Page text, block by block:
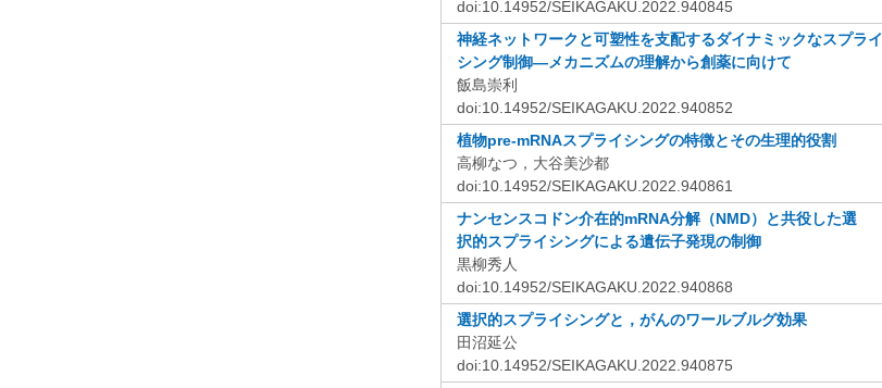
doi:10.14952/SEIKAGAKU.2022.940845
神経ネットワークと可塑性を支配するダイナミックなスプライ
シング制御—メカニズムの理解から創薬に向けて
飯島崇利
doi:10.14952/SEIKAGAKU.2022.940852
植物pre-mRNAスプライシングの特徴とその生理的役割
高柳なつ，大谷美沙都
doi:10.14952/SEIKAGAKU.2022.940861
ナンセンスコドン介在的mRNA分解（NMD）と共役した選
択的スプライシングによる遺伝子発現の制御
黒柳秀人
doi:10.14952/SEIKAGAKU.2022.940868
選択的スプライシングと，がんのワールブルグ効果
田沼延公
doi:10.14952/SEIKAGAKU.2022.940875